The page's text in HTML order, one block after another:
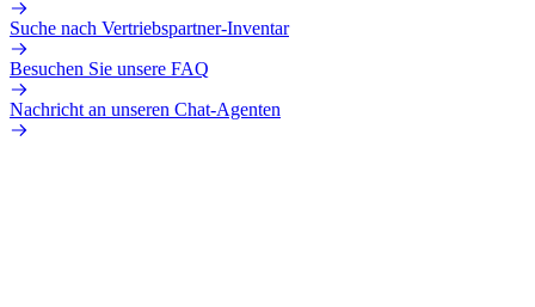
Suche nach Vertriebspartner-Inventar
Besuchen Sie unsere FAQ
Nachricht an unseren Chat-Agenten